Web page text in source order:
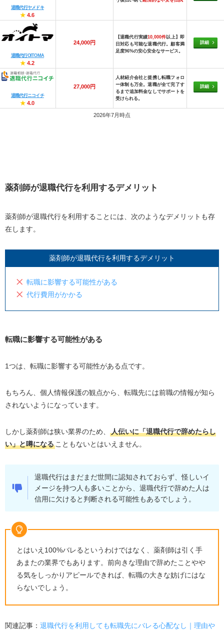
退職代行ヤメドキ
★ 4.6
退職代行OITOMA
★ 4.2
24,000円
【退職代行実績10,000件以上】即
日対応も可能な退職代行。顧客満
足度96%の安心安全なサービス。
詳細
退職代行ニコイチ
★ 4.0
27,000円
人材紹介会社と提携し転職フォロ
ー体制も万全。退職が全て完了す
るまで追加料金なしでサポートを
受けられる。
詳細
2026年7月時点
薬剤師が退職代行を利用するデメリット
薬剤師が退職代行を利用することには、次のようなデメリットも存
在します。
薬剤師が退職代行を利用するデメリット
転職に影響する可能性がある
代行費用がかかる
転職に影響する可能性がある
1つは、転職に影響する可能性がある点です。
もちろん、個人情報保護の観点から、転職先には前職の情報が知ら
されないようになっています。
しかし薬剤師は狭い業界のため、
人伝いに「退職代行で辞めたらし
い」と噂になることもないとはいえません。
退職代行はまだまだ世間に認知されておらず、怪しいイ
メージを持つ人も多いことから、退職代行で辞めた人は
信用に欠けると判断される可能性もあるでしょう。
とはいえ100%バレるというわけではなく、薬剤師は引く手
あまたの業界でもあります。前向きな理由で辞めたことやや
る気をしっかりアピールできれば、転職の大きな妨げにはな
らないでしょう。
関連記事： 退職代行を利用しても転職先にバレる心配なし｜理由や